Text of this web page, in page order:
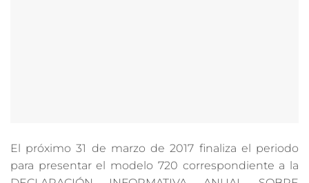
El próximo 31 de marzo de 2017 finaliza el periodo
para presentar el modelo 720 correspondiente a la